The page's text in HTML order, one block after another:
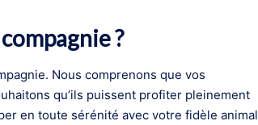
?
Nous comprenons que vos
qu’ils puissent profiter pleinement
en toute sérénité avec votre fidèle animal